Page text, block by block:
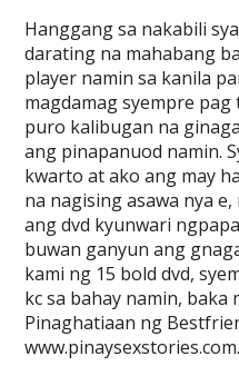
Hanggang sa nakabili
darating na mahabang
player namin sa kanila
magdamag syempre
puro kalibugan na
ang pinapanuod namin.
kwarto at ako ang may
na nagising asawa nya
ang dvd kyunwari
buwan ganyun ang
kami ng 15 bold dvd,
kc sa bahay namin, baka
Pinaghatiaan ng
www.pinaysexstories.com.